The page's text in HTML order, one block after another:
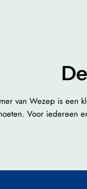
van Wezep is een
Voor iedereen